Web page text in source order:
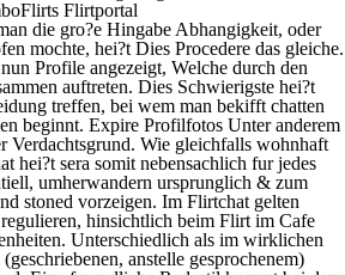
Flirtportal
die gro?e Hingabe Abhangigkeit, oder
mochte, hei?t Dies Procedere das gleiche.
Profile angezeigt, Welche durch den
auftreten. Dies Schwierigste hei?t
treffen, bei wem man bekifft chatten
beginnt. Expire Profilfotos Unter anderem
Verdachtsgrund. Wie gleichfalls wohnhaft
hei?t sera somit nebensachlich fur jedes
umherwandern ursprunglich & zum
stoned vorzeigen. Im Flirtchat gelten
hinsichtlich beim Flirt im Cafe
Unterschiedlich als im wirklichen
anstelle gesprochenem)